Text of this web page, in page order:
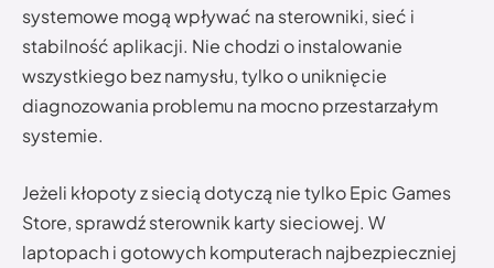
systemowe mogą wpływać na sterowniki, sieć i
stabilność aplikacji. Nie chodzi o instalowanie
wszystkiego bez namysłu, tylko o uniknięcie
diagnozowania problemu na mocno przestarzałym
systemie.
Jeżeli kłopoty z siecią dotyczą nie tylko Epic Games
Store, sprawdź sterownik karty sieciowej. W
laptopach i gotowych komputerach najbezpieczniej